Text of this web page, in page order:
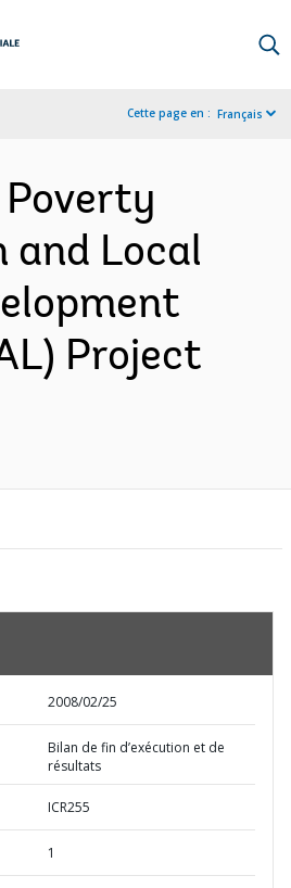
Cette page en : Français
and Local
Project
2008/02/25
Bilan de fin d’exécution et de
résultats
ICR255
1